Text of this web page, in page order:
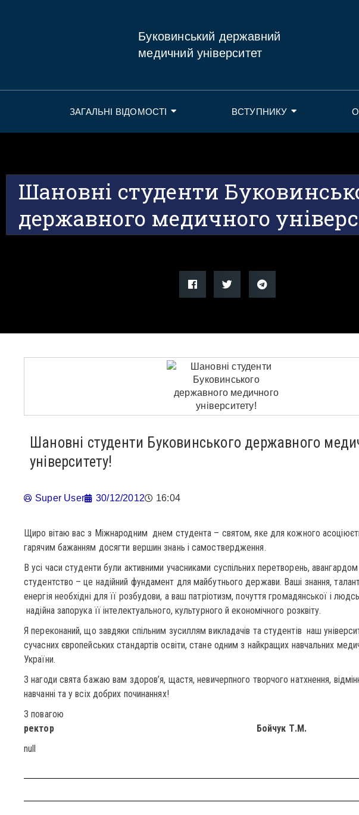
Буковинський державний
медичний університет
ЗАГАЛЬНІ ВІДОМОСТІ ВСТУПНИКУ
Шановні студенти
державного медичного
Шановні студенти Буковинського державного
університету!
Super User 30/12/2012 16:04
Щиро вітаю вас з Міжнародним днем студента – святом, яке для кожного
гарячим бажанням досягти вершин знань і самоствердження.
В усі часи студенти були активними учасниками суспільних перетворень,
студентство – це надійний фундамент для майбутнього держави. Ваші знання,
енергія необхідні для її розбудови, а ваш патріотизм, почуття громадянської і
надійна запорука її інтелектуального, культурного й економічного розквіту.
Я переконаний, що завдяки спільним зусиллям викладачів та студентів наш
сучасних європейських стандартів освіти, стане одним з найкращих навчальних
України.
З нагоди свята бажаю вам здоров’я, щастя, невичерпного творчого натхнення,
навчанні та у всіх добрих починаннях!
З повагою
ректор Бойчук Т.М.
null